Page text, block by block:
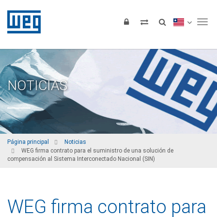
NOTICIAS
Página principal
Noticias
WEG firma contrato para el suministro de una solución de
compensación al Sistema Interconectado Nacional (SIN)
WEG firma contrato para